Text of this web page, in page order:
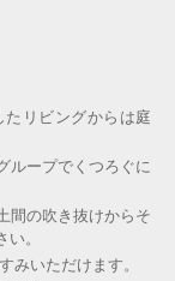
リビングからは庭
ループでくつろぐに
間の吹き抜けからそ
。
みいただけます。